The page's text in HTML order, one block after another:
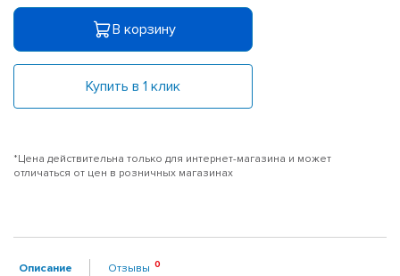
В корзину
Купить в 1 клик
*Цена действительна только для интернет-магазина и может
отличаться от цен в розничных магазинах
Описание Отзывы